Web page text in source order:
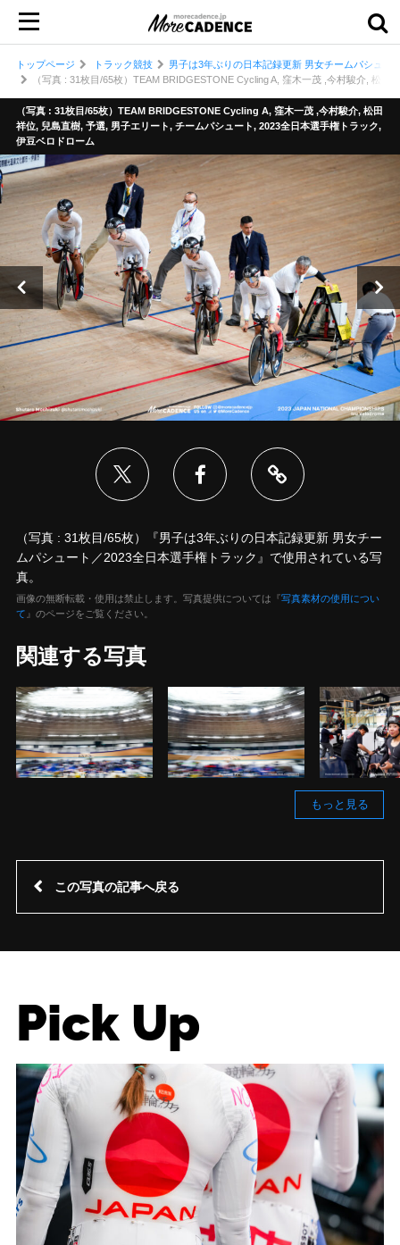
トップページ トラック競技
男子は3年ぶりの日本記録更新 男女チームパシュー
（写真 : 31枚目/65枚）TEAM BRIDGESTONE Cycling A, 窪木一茂 ,今村駿介, 松
（写真 : 31枚目/65枚）TEAM BRIDGESTONE Cycling A, 窪木一茂 ,今村駿介, 松田
祥位, 兒島直樹, 予選, 男子エリート, チームパシュート, 2023全日本選手権トラック,
伊豆ベロドローム
（写真 : 31枚目/65枚）『男子は3年ぶりの日本記録更新 男女チー
ムパシュート／2023全日本選手権トラック』で使用されている写
真。
画像の無断転載・使用は禁止します。写真提供については『写真素材の使用につい
て 』のページをご覧ください。
関連する写真
もっと見る
この写真の記事へ戻る
Pick Up